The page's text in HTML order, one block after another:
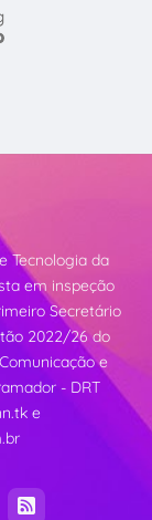
Tecnologia da
em inspeção
Secretário
2022/26 do
e
- DRT
e